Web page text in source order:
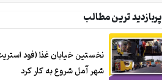
پربازدید ترین مطالب
نخستین خیابان غذا (فود
شهر آمل شروع به کار کرد